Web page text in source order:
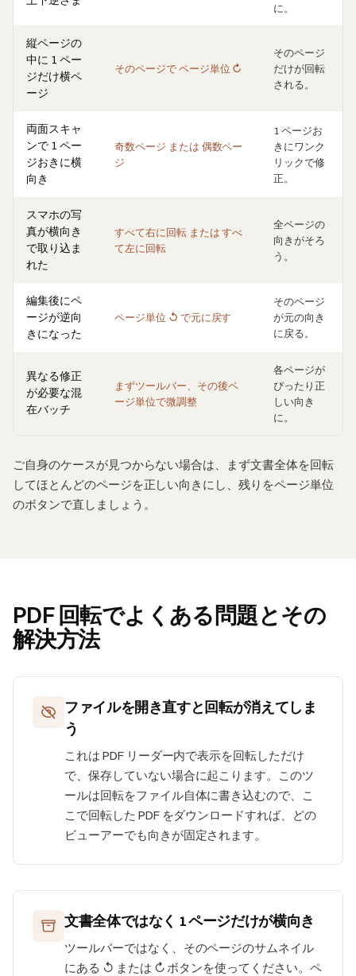
に。
縦ページの
中に 1 ペー
ジだけ横ペ
ージ
そのページで ページ単位 ↻
そのページ
だけが回転
される。
両面スキャ
ンで 1 ペー
ジおきに横
向き
奇数ページ または 偶数ペー
ジ
1 ページお
きにワンク
リックで修
正。
スマホの写
真が横向き
で取り込ま
れた
すべて右に回転 または すべ
て左に回転
全ページの
向きがそろ
う。
編集後にペ
ージが逆向
きになった
ページ単位 ↺ で元に戻す
そのページ
が元の向き
に戻る。
異なる修正
が必要な混
在バッチ
まずツールバー、その後ペ
ージ単位で微調整
各ページが
ぴったり正
しい向き
に。
ご自身のケースが見つからない場合は、まず文書全体を回転
してほとんどのページを正しい向きにし、残りをページ単位
のボタンで直しましょう。
PDF 回転でよくある問題とその
解決方法
ファイルを開き直すと回転が消えてしま
う
これは PDF リーダー内で表示を回転しただけ
で、保存していない場合に起こります。このツ
ールは回転をファイル自体に書き込むので、こ
こで回転した PDF をダウンロードすれば、どの
ビューアーでも向きが固定されます。
文書全体ではなく 1 ページだけが横向き
ツールバーではなく、そのページのサムネイル
にある ↺ または ↻ ボタンを使ってください。ペ